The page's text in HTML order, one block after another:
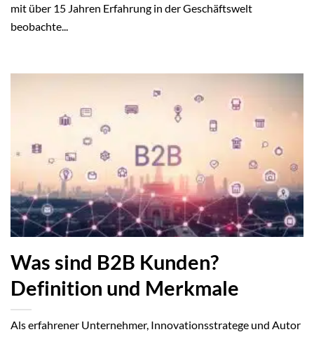
mit über 15 Jahren Erfahrung in der Geschäftswelt
beobachte...
Was sind B2B Kunden?
Definition und Merkmale
Als erfahrener Unternehmer, Innovationsstratege und Autor